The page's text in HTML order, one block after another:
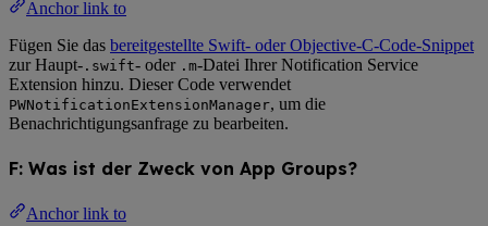
Anchor link to
Fügen Sie das bereitgestellte Swift- oder Objective-C-Code-Snippet
zur Haupt- .swift- oder .m-Datei Ihrer Notification Service
Extension hinzu. Dieser Code verwendet
PWNotificationExtensionManager, um die
Benachrichtigungsanfrage zu bearbeiten.
F: Was ist der Zweck von App Groups?
Anchor link to